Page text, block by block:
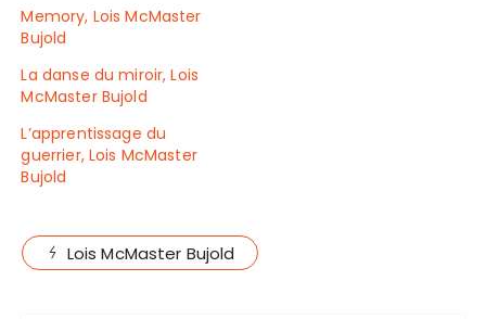
Memory, Lois McMaster
Bujold
La danse du miroir, Lois
McMaster Bujold
L’apprentissage du
guerrier, Lois McMaster
Bujold
Lois McMaster Bujold